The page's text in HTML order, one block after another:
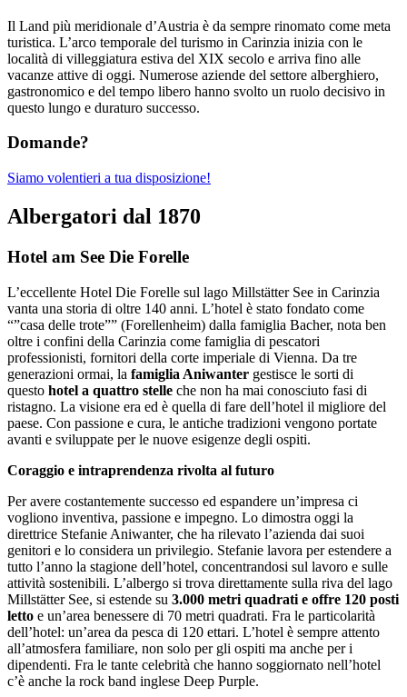
Il Land più meridionale d’Austria è da sempre rinomato come meta
turistica. L’arco temporale del turismo in Carinzia inizia con le
località di villeggiatura estiva del XIX secolo e arriva fino alle
vacanze attive di oggi. Numerose aziende del settore alberghiero,
gastronomico e del tempo libero hanno svolto un ruolo decisivo in
questo lungo e duraturo successo.
Domande?
Siamo volentieri a tua disposizione!
Albergatori dal 1870
Hotel am See Die Forelle
L’eccellente Hotel Die Forelle sul lago Millstätter See in Carinzia
vanta una storia di oltre 140 anni. L’hotel è stato fondato come
“”casa delle trote”” (Forellenheim) dalla famiglia Bacher, nota ben
oltre i confini della Carinzia come famiglia di pescatori
professionisti, fornitori della corte imperiale di Vienna. Da tre
generazioni ormai, la famiglia Aniwanter gestisce le sorti di
questo hotel a quattro stelle che non ha mai conosciuto fasi di
ristagno. La visione era ed è quella di fare dell’hotel il migliore del
paese. Con passione e cura, le antiche tradizioni vengono portate
avanti e sviluppate per le nuove esigenze degli ospiti.
Coraggio e intraprendenza rivolta al futuro
Per avere costantemente successo ed espandere un’impresa ci
vogliono inventiva, passione e impegno. Lo dimostra oggi la
direttrice Stefanie Aniwanter, che ha rilevato l’azienda dai suoi
genitori e lo considera un privilegio. Stefanie lavora per estendere a
tutto l’anno la stagione dell’hotel, concentrandosi sul lavoro e sulle
attività sostenibili. L’albergo si trova direttamente sulla riva del lago
Millstätter See, si estende su 3.000 metri quadrati e offre 120 posti
letto e un’area benessere di 70 metri quadrati. Fra le particolarità
dell’hotel: un’area da pesca di 120 ettari. L’hotel è sempre attento
all’atmosfera familiare, non solo per gli ospiti ma anche per i
dipendenti. Fra le tante celebrità che hanno soggiornato nell’hotel
c’è anche la rock band inglese Deep Purple.